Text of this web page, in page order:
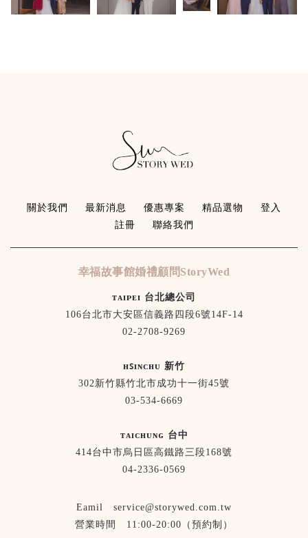
關於我們 最新消息 優惠專案 精品選物
登入
註冊
聯絡我們
幸福故事館婚禮顧問StoryWed
ᴛᴀɪᴘᴇɪ 台北總公司
106台北市大安區信義路四段6號14F-14
02-2708-9269
ʜꜱɪɴᴄʜᴜ 新竹
302新竹縣竹北市成功十一街45號
03-534-6669
ᴛᴀɪᴄʜᴜɴɢ 台中
414台中市烏日區高鐵路三段168號
04-2336-0569
Eamil service@storywed.com.tw
營業時間 11:00-20:00（預約制）